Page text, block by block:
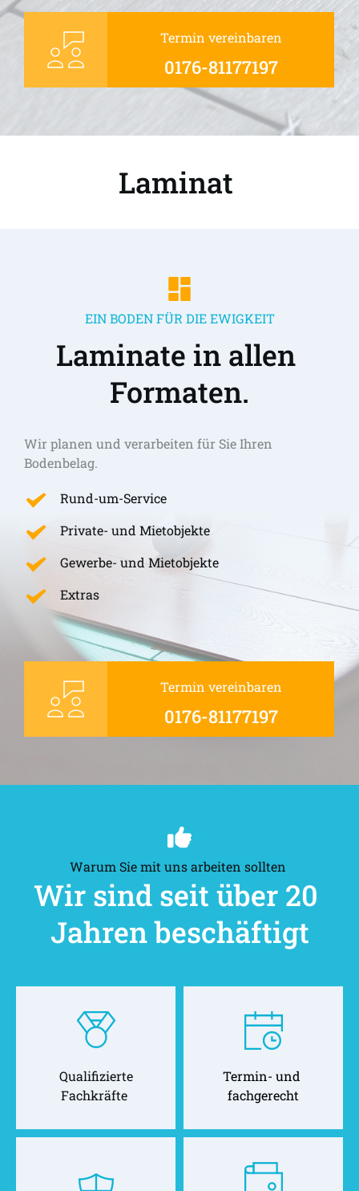
Termin vereinbaren
0176-81177197
Laminat
EIN BODEN FÜR DIE EWIGKEIT
Laminate in allen
Formaten.
Wir planen und verarbeiten für Sie Ihren
Bodenbelag.
Rund-um-Service
Private- und Mietobjekte
Gewerbe- und Mietobjekte
Extras
Termin vereinbaren
0176-81177197
Warum Sie mit uns arbeiten sollten
Wir sind seit über 20
Jahren beschäftigt
Qualifizierte
Fachkräfte
Termin- und
fachgerecht